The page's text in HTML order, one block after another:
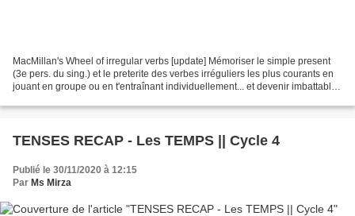
MacMillan's Wheel of irregular verbs [update] Mémoriser le simple present
(3e pers. du sing.) et le preterite des verbes irréguliers les plus courants en
jouant en groupe ou en t'entraînant individuellement... et devenir imbattable
TENSES RECAP - Les TEMPS || Cycle 4
Publié le 30/11/2020 à 12:15
Par Ms Mirza